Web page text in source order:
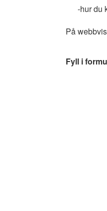
-hur du
På
Fyll i